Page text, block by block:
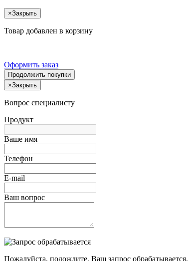
×Закрыть
Товар добавлен в корзину
Оформить заказ
Продолжить покупки
×Закрыть
Вопрос специалисту
Продукт
Ваше имя
Телефон
E-mail
Ваш вопрос
Пожалуйста, подождите, Ваш запрос обрабатывается.